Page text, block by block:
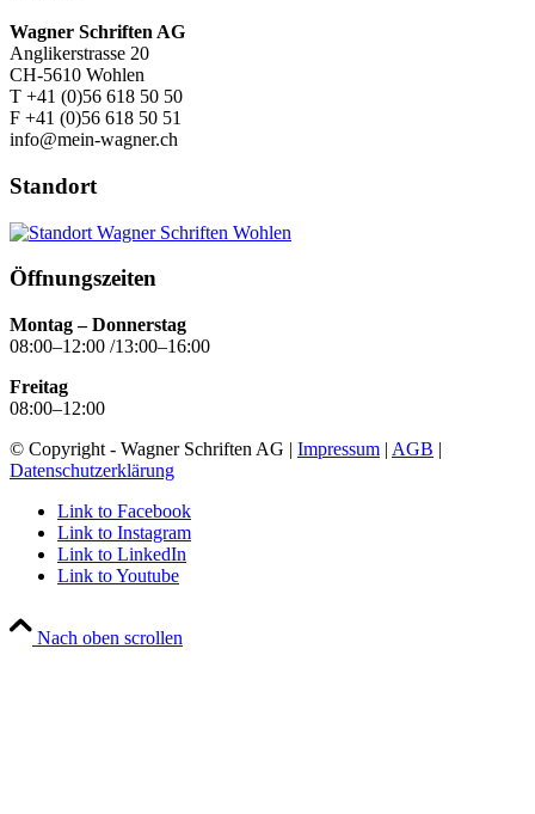
Wagner Schriften AG
Anglikerstrasse 20
CH-5610 Wohlen
T +41 (0)56 618 50 50
F +41 (0)56 618 50 51
info@mein-wagner.ch
Standort
Öffnungszeiten
Montag – Donnerstag
08:00–12:00 /13:00–16:00
Freitag
08:00–12:00
© Copyright - Wagner Schriften AG | Impressum | AGB |
Datenschutzerklärung
Link to Facebook
Link to Instagram
Link to LinkedIn
Link to Youtube
Nach oben scrollen